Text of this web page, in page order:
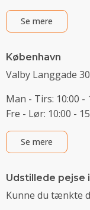
Se mere
København
Valby Langgade
Man - Tirs: 10:00 -
Fre - Lør: 10:00 -
Se mere
Udstillede pejse
Kunne du tænkte